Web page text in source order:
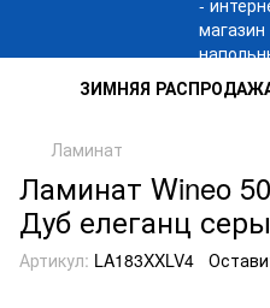
ЗИМНЯЯ
Ламинат
Ламинат Wineo
Дуб елеганц
Артикул: LA183XXLV4